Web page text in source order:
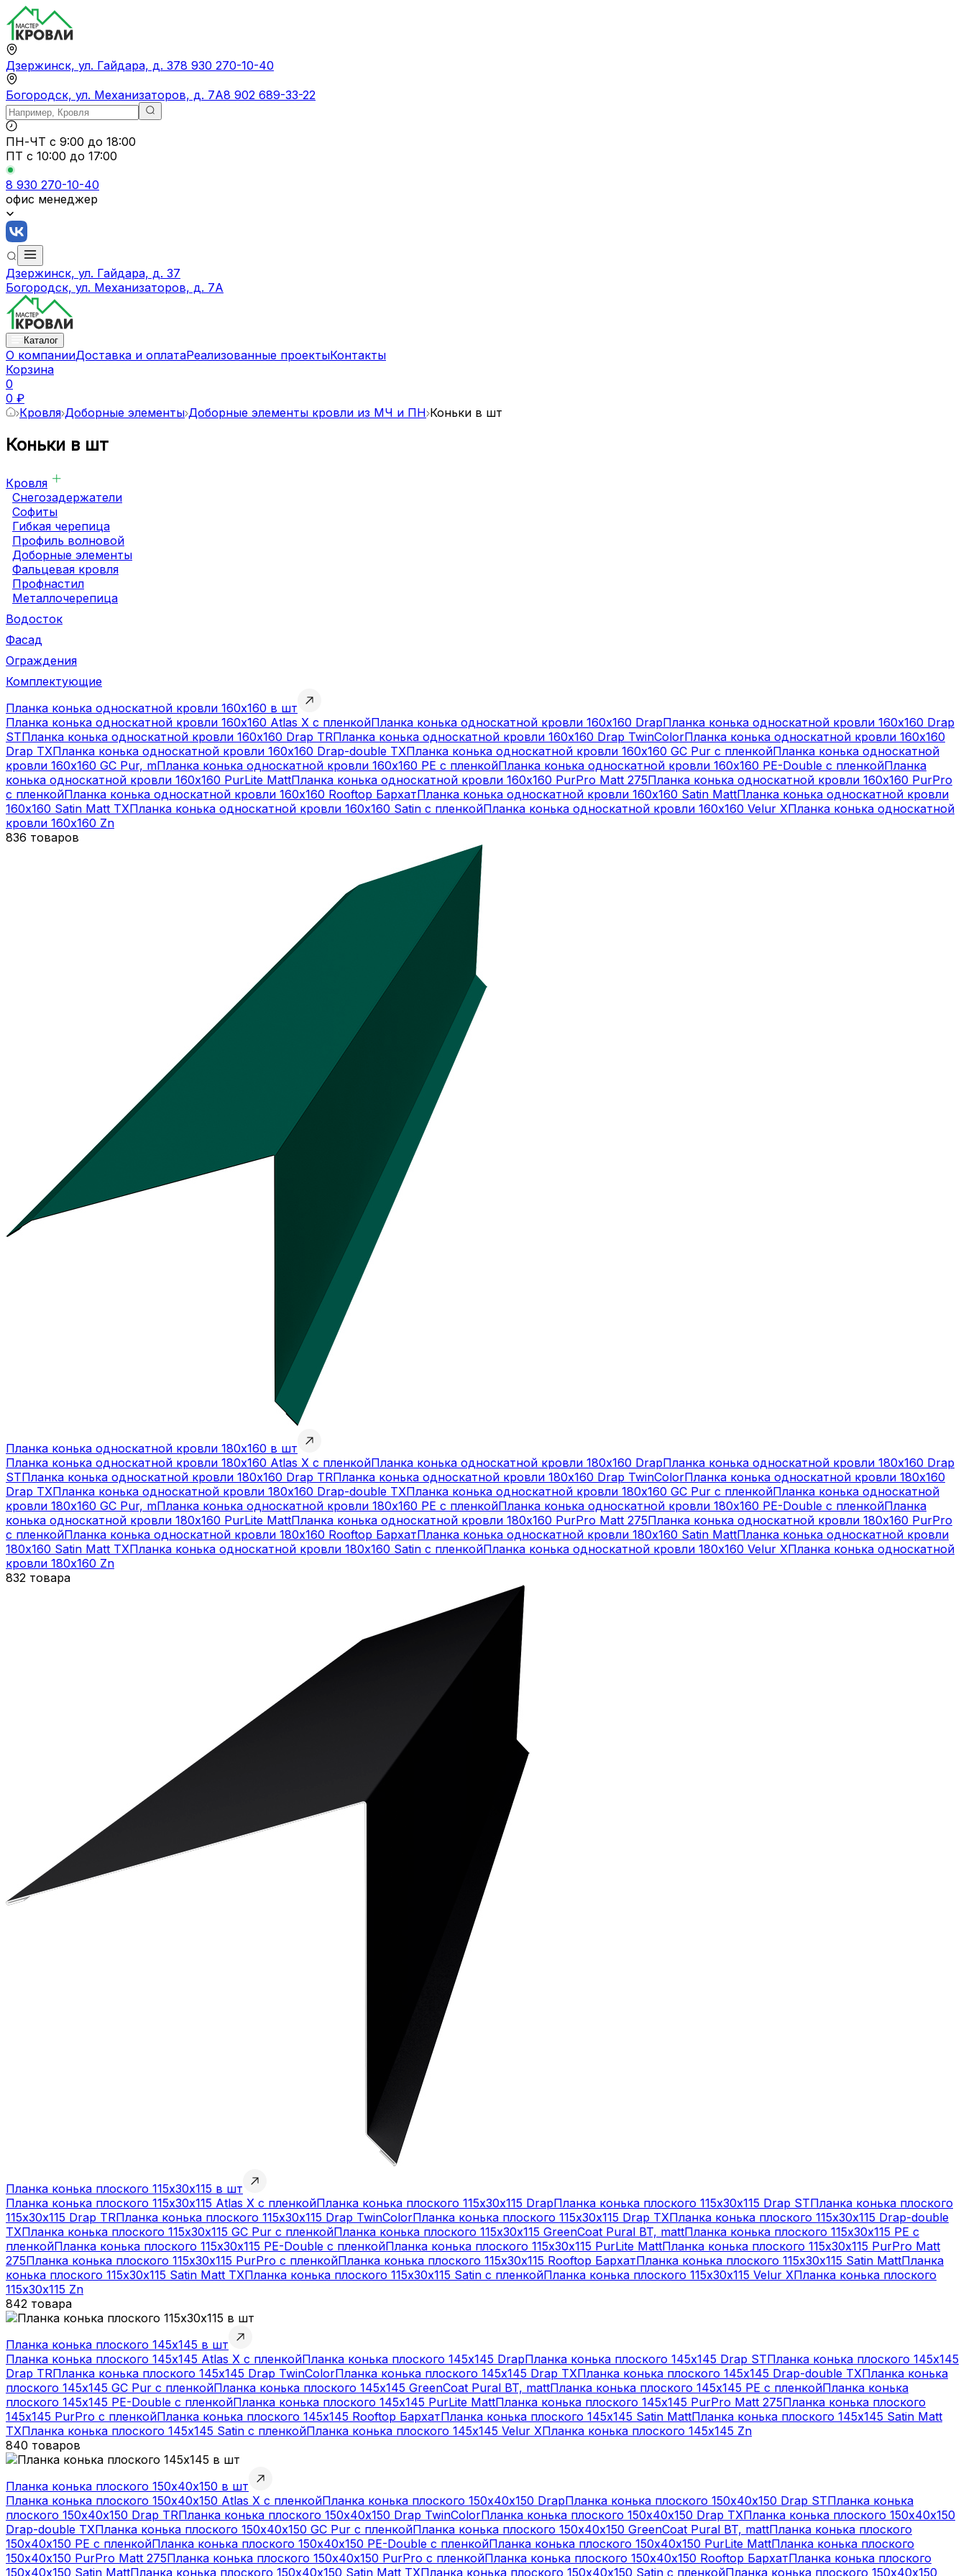
Дзержинск, ул. Гайдара, д. 378 930 270-10-40
Богородск, ул. Механизаторов, д. 7А8 902 689-33-22
ПН-ЧТ с 9:00 до 18:00
ПТ с 10:00 до 17:00
8 930 270-10-40
офис менеджер
Дзержинск, ул. Гайдара, д. 37
Богородск, ул. Механизаторов, д. 7А
Каталог
О компанииДоставка и оплатаРеализованные проектыКонтакты
Корзина
0
0 ₽
Кровля Доборные элементы Доборные элементы кровли из МЧ и ПН Коньки в шт
Коньки в шт
Кровля
Снегозадержатели
Софиты
Гибкая черепица
Профиль волновой
Доборные элементы
Фальцевая кровля
Профнастил
Металлочерепица
Водосток
Фасад
Ограждения
Комплектующие
Планка конька односкатной кровли 160х160 в шт
Планка конька односкатной кровли 160х160 Atlas X с пленкойПланка конька односкатной кровли 160х160 DrapПланка конька односкатной кровли 160х160 Drap
STПланка конька односкатной кровли 160х160 Drap TRПланка конька односкатной кровли 160х160 Drap TwinColorПланка конька односкатной кровли 160х160
Drap TXПланка конька односкатной кровли 160х160 Drap-double TXПланка конька односкатной кровли 160х160 GC Pur с пленкойПланка конька односкатной
кровли 160х160 GC Pur, mПланка конька односкатной кровли 160х160 PE с пленкойПланка конька односкатной кровли 160х160 PE-Double с пленкойПланка
конька односкатной кровли 160х160 PurLite MattПланка конька односкатной кровли 160х160 PurPro Matt 275Планка конька односкатной кровли 160х160 PurPro
с пленкойПланка конька односкатной кровли 160х160 Rooftop БархатПланка конька односкатной кровли 160х160 Satin MattПланка конька односкатной кровли
160х160 Satin Matt TXПланка конька односкатной кровли 160х160 Satin с пленкойПланка конька односкатной кровли 160х160 Velur XПланка конька односкатной
кровли 160х160 Zn
836 товаров
Планка конька односкатной кровли 180х160 в шт
Планка конька односкатной кровли 180х160 Atlas X с пленкойПланка конька односкатной кровли 180х160 DrapПланка конька односкатной кровли 180х160 Drap
STПланка конька односкатной кровли 180х160 Drap TRПланка конька односкатной кровли 180х160 Drap TwinColorПланка конька односкатной кровли 180х160
Drap TXПланка конька односкатной кровли 180х160 Drap-double TXПланка конька односкатной кровли 180х160 GC Pur с пленкойПланка конька односкатной
кровли 180х160 GC Pur, mПланка конька односкатной кровли 180х160 PE с пленкойПланка конька односкатной кровли 180х160 PE-Double с пленкойПланка
конька односкатной кровли 180х160 PurLite MattПланка конька односкатной кровли 180х160 PurPro Matt 275Планка конька односкатной кровли 180х160 PurPro
с пленкойПланка конька односкатной кровли 180х160 Rooftop БархатПланка конька односкатной кровли 180х160 Satin MattПланка конька односкатной кровли
180х160 Satin Matt TXПланка конька односкатной кровли 180х160 Satin с пленкойПланка конька односкатной кровли 180х160 Velur XПланка конька односкатной
кровли 180х160 Zn
832 товара
Планка конька плоского 115х30х115 в шт
Планка конька плоского 115х30х115 Atlas X с пленкойПланка конька плоского 115х30х115 DrapПланка конька плоского 115х30х115 Drap STПланка конька плоского
115х30х115 Drap TRПланка конька плоского 115х30х115 Drap TwinColorПланка конька плоского 115х30х115 Drap TXПланка конька плоского 115х30х115 Drap-double
TXПланка конька плоского 115х30х115 GC Pur с пленкойПланка конька плоского 115х30х115 GreenCoat Pural BT, mattПланка конька плоского 115х30х115 PE с
пленкойПланка конька плоского 115х30х115 PE-Double с пленкойПланка конька плоского 115х30х115 PurLite MattПланка конька плоского 115х30х115 PurPro Matt
275Планка конька плоского 115х30х115 PurPro с пленкойПланка конька плоского 115х30х115 Rooftop БархатПланка конька плоского 115х30х115 Satin MattПланка
конька плоского 115х30х115 Satin Matt TXПланка конька плоского 115х30х115 Satin с пленкойПланка конька плоского 115х30х115 Velur XПланка конька плоского
115х30х115 Zn
842 товара
Планка конька плоского 145х145 в шт
Планка конька плоского 145х145 Atlas X с пленкойПланка конька плоского 145х145 DrapПланка конька плоского 145х145 Drap STПланка конька плоского 145х145
Drap TRПланка конька плоского 145х145 Drap TwinColorПланка конька плоского 145х145 Drap TXПланка конька плоского 145х145 Drap-double TXПланка конька
плоского 145х145 GC Pur с пленкойПланка конька плоского 145х145 GreenCoat Pural BT, mattПланка конька плоского 145х145 PE с пленкойПланка конька
плоского 145х145 PE-Double с пленкойПланка конька плоского 145х145 PurLite MattПланка конька плоского 145х145 PurPro Matt 275Планка конька плоского
145х145 PurPro с пленкойПланка конька плоского 145х145 Rooftop БархатПланка конька плоского 145х145 Satin MattПланка конька плоского 145х145 Satin Matt
TXПланка конька плоского 145х145 Satin с пленкойПланка конька плоского 145х145 Velur XПланка конька плоского 145х145 Zn
840 товаров
Планка конька плоского 150х40х150 в шт
Планка конька плоского 150х40х150 Atlas X с пленкойПланка конька плоского 150х40х150 DrapПланка конька плоского 150х40х150 Drap STПланка конька
плоского 150х40х150 Drap TRПланка конька плоского 150х40х150 Drap TwinColorПланка конька плоского 150х40х150 Drap TXПланка конька плоского 150х40х150
Drap-double TXПланка конька плоского 150х40х150 GC Pur с пленкойПланка конька плоского 150х40х150 GreenCoat Pural BT, mattПланка конька плоского
150х40х150 PE с пленкойПланка конька плоского 150х40х150 PE-Double с пленкойПланка конька плоского 150х40х150 PurLite MattПланка конька плоского
150х40х150 PurPro Matt 275Планка конька плоского 150х40х150 PurPro с пленкойПланка конька плоского 150х40х150 Rooftop БархатПланка конька плоского
150х40х150 Satin MattПланка конька плоского 150х40х150 Satin Matt TXПланка конька плоского 150х40х150 Satin с пленкойПланка конька плоского 150х40х150